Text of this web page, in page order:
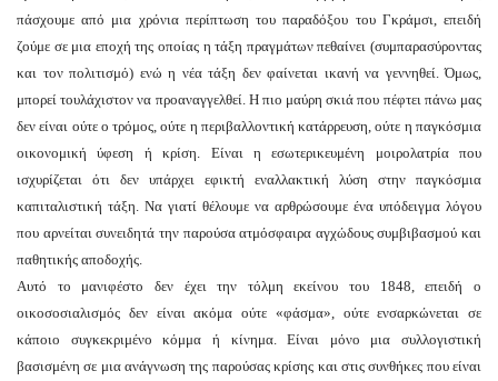
πάσχουμε από μια χρόνια περίπτωση του παραδόξου του Γκράμσι, επειδή
ζούμε σε μια εποχή της οποίας η τάξη πραγμάτων πεθαίνει (συμπαρασύροντας
και τον πολιτισμό) ενώ η νέα τάξη δεν φαίνεται ικανή να γεννηθεί. Όμως,
μπορεί τουλάχιστον να προαναγγελθεί. Η πιο μαύρη σκιά που πέφτει πάνω μας
δεν είναι ούτε ο τρόμος, ούτε η περιβαλλοντική κατάρρευση, ούτε η παγκόσμια
οικονομική ύφεση ή κρίση. Είναι η εσωτερικευμένη μοιρολατρία που
ισχυρίζεται ότι δεν υπάρχει εφικτή εναλλακτική λύση στην παγκόσμια
καπιταλιστική τάξη. Να γιατί θέλουμε να αρθρώσουμε ένα υπόδειγμα λόγου
που αρνείται συνειδητά την παρούσα ατμόσφαιρα αγχώδους συμβιβασμού και
παθητικής αποδοχής.
Αυτό το μανιφέστο δεν έχει την τόλμη εκείνου του 1848, επειδή ο
οικοσοσιαλισμός δεν είναι ακόμα ούτε «φάσμα», ούτε ενσαρκώνεται σε
κάποιο συγκεκριμένο κόμμα ή κίνημα. Είναι μόνο μια συλλογιστική
βασισμένη σε μια ανάγνωση της παρούσας κρίσης και στις συνθήκες που είναι